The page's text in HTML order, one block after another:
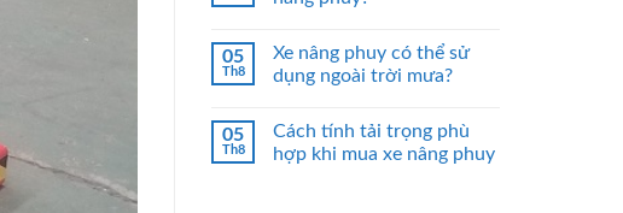
05
Th8
Xe nâng phuy có thể sử
dụng ngoài trời mưa?
05
Th8
Cách tính tải trọng phù
hợp khi mua xe nâng phuy